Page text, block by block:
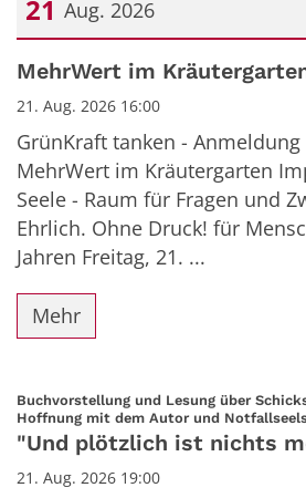
21 Aug. 2026
Datum: 21. August 2026
MehrWert im
21. Aug. 2026 16:00
GrünKraft tanken - Anmeldung
MehrWert im Kräutergarten
Seele - Raum für Fragen und
Ehrlich. Ohne Druck! für
Jahren Freitag, 21. ...
Mehr
Buchvorstellung und Lesung über
Hoffnung mit dem Autor und
"Und plötzlich ist nichts
21. Aug. 2026 19:00